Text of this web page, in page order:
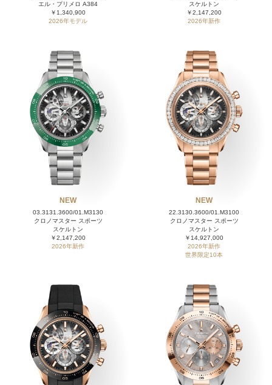
エル・プリメロ A384
￥1,340,900
2026年モデル
スケルトン
￥2,147,200
2026年新作
NEW
03.3131.3600/01.M3130
クロノマスター スポーツ
スケルトン
￥2,147,200
2026年新作
NEW
22.3130.3600/01.M3100
クロノマスター スポーツ
スケルトン
￥14,927,000
2026年新作
世界限定10本